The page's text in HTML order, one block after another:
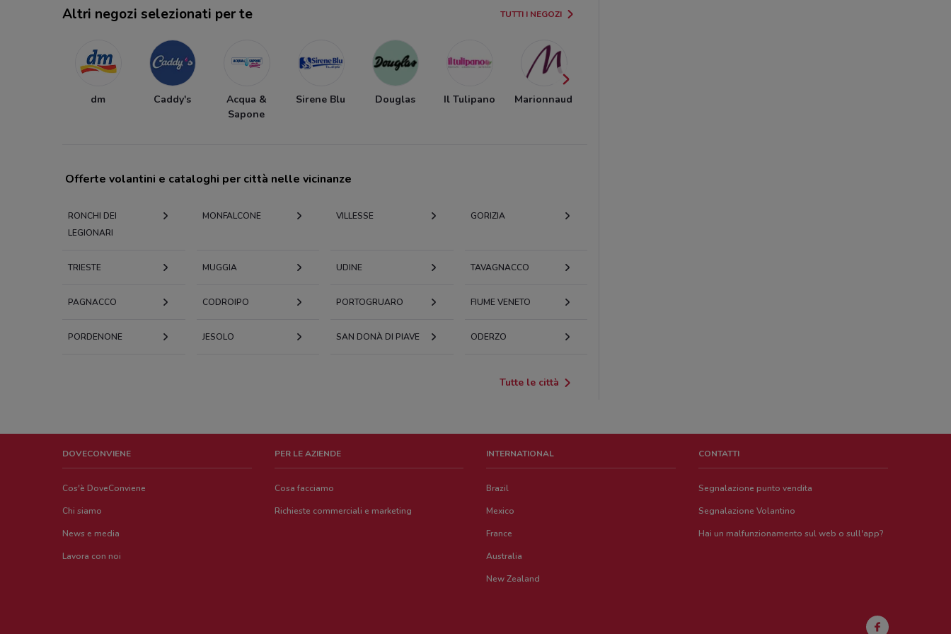
Altri negozi selezionati per te TUTTI I NEGOZI
dm Caddy's
Acqua &
Sapone
Sirene Blu Douglas Il Tulipano Marionnaud
Offerte volantini e cataloghi per città nelle vicinanze
RONCHI DEI
LEGIONARI
MONFALCONE VILLESSE GORIZIA
TRIESTE MUGGIA UDINE TAVAGNACCO
PAGNACCO CODROIPO PORTOGRUARO FIUME VENETO
PORDENONE JESOLO SAN DONÀ DI PIAVE ODERZO
Tutte le città
DOVECONVIENE
Cos'è DoveConviene
Chi siamo
News e media
Lavora con noi
PER LE AZIENDE
Cosa facciamo
Richieste commerciali e marketing
INTERNATIONAL
Brazil
Mexico
France
Australia
New Zealand
CONTATTI
Segnalazione punto vendita
Segnalazione Volantino
Hai un malfunzionamento sul web o sull'app?